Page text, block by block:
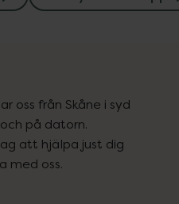
oss från Skåne i syd
på datorn.
att hjälpa just dig
med oss.